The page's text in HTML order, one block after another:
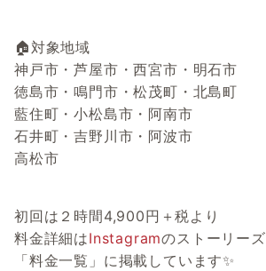
🏠対象地域
神戸市・芦屋市・西宮市・明石市
徳島市・鳴門市・松茂町・北島町
藍住町・小松島市・阿南市
石井町・吉野川市・阿波市
高松市
初回は２時間4,900円＋税より
料金詳細はInstagramのストーリーズ
「料金一覧」に掲載しています✨